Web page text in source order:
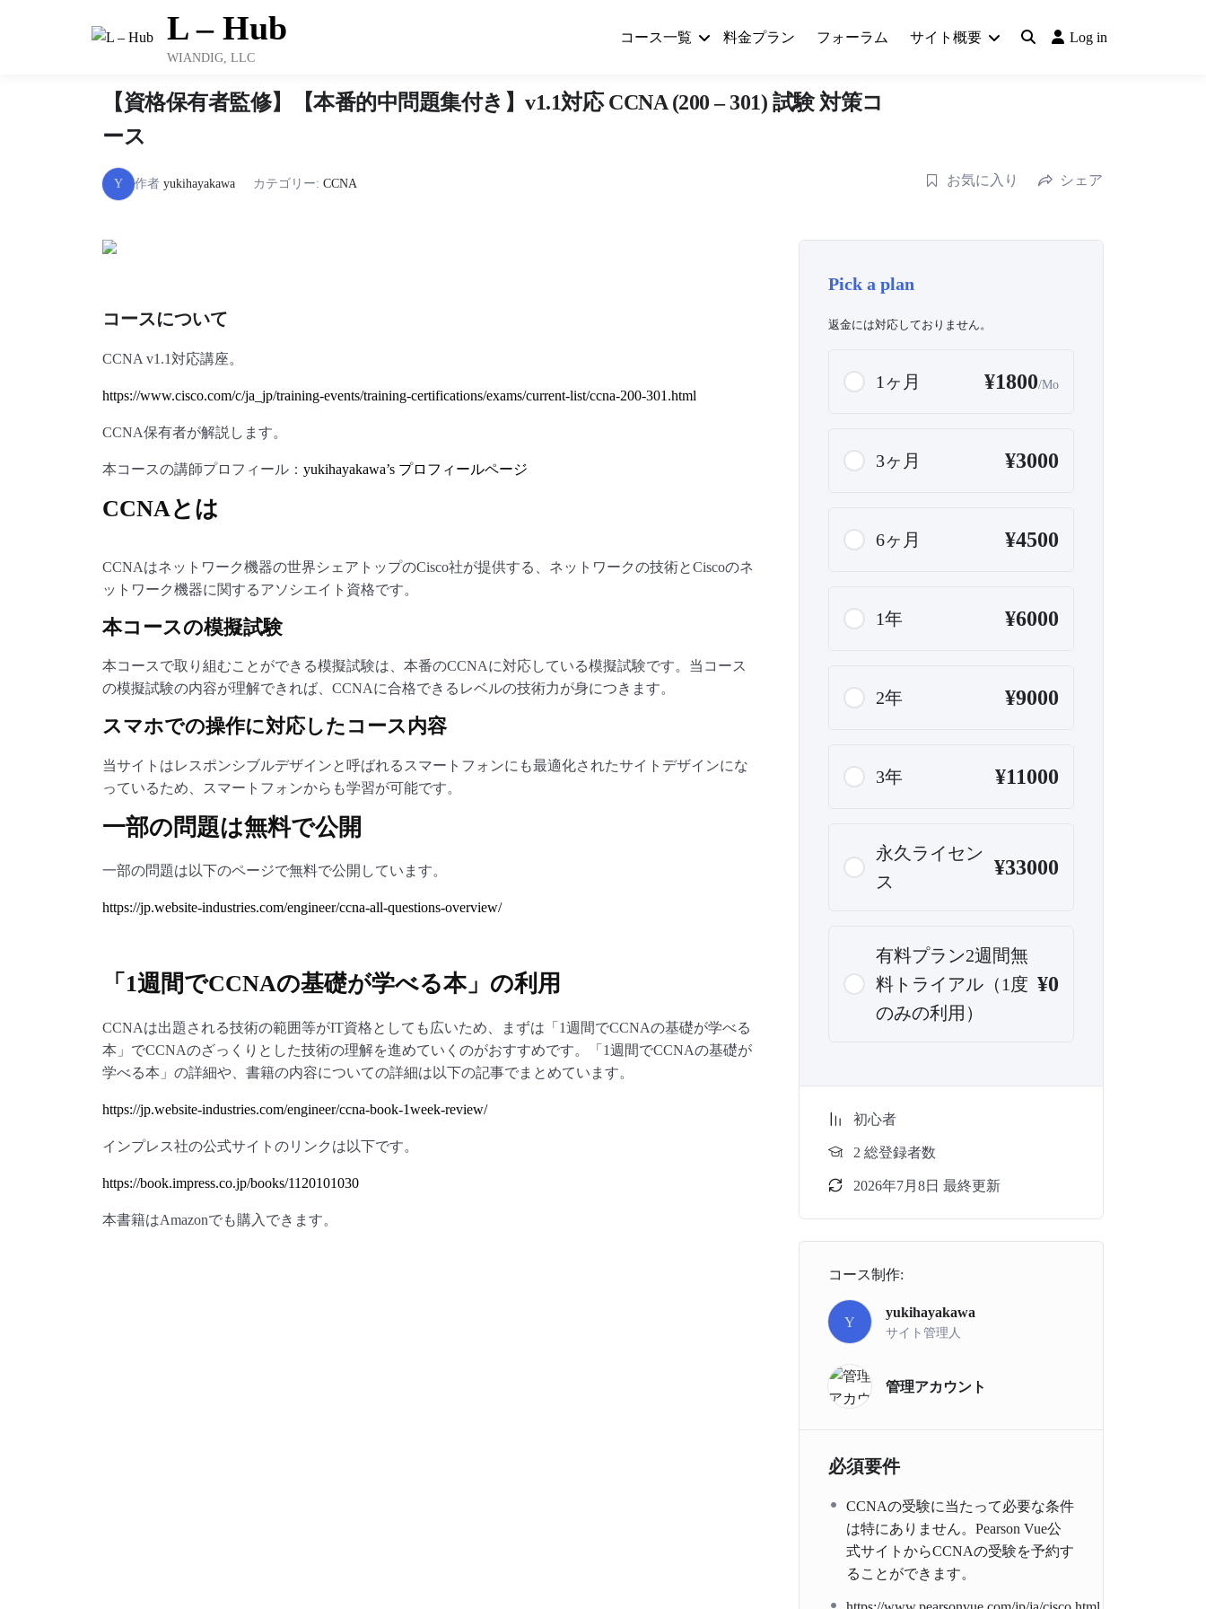
L – Hub
WIANDIG, LLC
コース一覧 料金プラン フォーラム サイト概要 Log in
【資格保有者監修】【本番的中問題集付き】v1.1対応 CCNA (200 – 301) 試験 対策コ
ース
Y 作者 yukihayakawa カテゴリー: CCNA お気に入り シェア
コースについて
CCNA v1.1対応講座。
https://www.cisco.com/c/ja_jp/training-events/training-certifications/exams/current-list/ccna-200-301.html
CCNA保有者が解説します。
本コースの講師プロフィール： yukihayakawa’s プロフィールページ
CCNAとは
CCNAはネットワーク機器の世界シェアトップのCisco社が提供する、ネットワークの技術とCiscoのネ
ットワーク機器に関するアソシエイト資格です。
本コースの模擬試験
本コースで取り組むことができる模擬試験は、本番のCCNAに対応している模擬試験です。当コース
の模擬試験の内容が理解できれば、CCNAに合格できるレベルの技術力が身につきます。
スマホでの操作に対応したコース内容
当サイトはレスポンシブルデザインと呼ばれるスマートフォンにも最適化されたサイトデザインにな
っているため、スマートフォンからも学習が可能です。
一部の問題は無料で公開
一部の問題は以下のページで無料で公開しています。
https://jp.website-industries.com/engineer/ccna-all-questions-overview/
「1週間でCCNAの基礎が学べる本」の利用
CCNAは出題される技術の範囲等がIT資格としても広いため、まずは「1週間でCCNAの基礎が学べる
本」でCCNAのざっくりとした技術の理解を進めていくのがおすすめです。「1週間でCCNAの基礎が
学べる本」の詳細や、書籍の内容についての詳細は以下の記事でまとめています。
https://jp.website-industries.com/engineer/ccna-book-1week-review/
インプレス社の公式サイトのリンクは以下です。
https://book.impress.co.jp/books/1120101030
本書籍はAmazonでも購入できます。
Pick a plan
返金には対応しておりません。
1ヶ月 ¥1800/Mo
3ヶ月 ¥3000
6ヶ月 ¥4500
1年 ¥6000
2年 ¥9000
3年 ¥11000
永久ライセン
ス
¥33000
有料プラン2週間無
料トライアル（1度
のみの利用）
¥0
初心者
2 総登録者数
2026年7月8日 最終更新
コース制作:
Y
yukihayakawa
サイト管理人
管理アカウント
必須要件
CCNAの受験に当たって必要な条件
は特にありません。Pearson Vue公
式サイトからCCNAの受験を予約す
ることができます。